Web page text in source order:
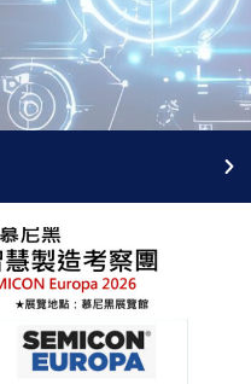
戰商機說明會 線上報名